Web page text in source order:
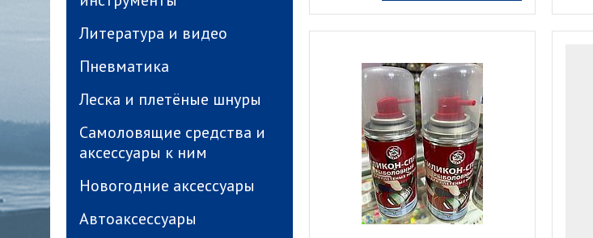
Литература и видео
Пневматика
Леска и плетёные шнуры
Самоловящие средства и
аксессуары к ним
Новогодние аксессуары
Автоаксессуары